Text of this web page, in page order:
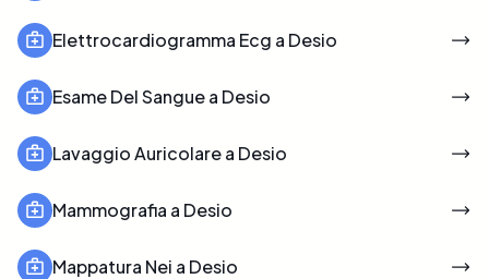
Elettrocardiogramma Ecg a Desio
Esame Del Sangue a Desio
Lavaggio Auricolare a Desio
Mammografia a Desio
Mappatura Nei a Desio